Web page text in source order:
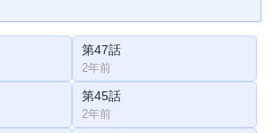
第47話
2年前
第45話
2年前